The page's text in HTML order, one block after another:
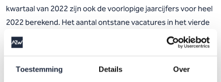
Toestemming Details Over
kwartaal van 2022 zijn ook de voorlopige jaarcijfers voor heel
2022 berekend. Het aantal ontstane vacatures in het vierde
kwartaal van 2022 voor alle branches bedraagt 48.950. In
2022 zijn er in totaal 215.000 vacatures ontstaan in zorg en
hele jaar 2022 stonden 7.850 meer vacatures open dan in